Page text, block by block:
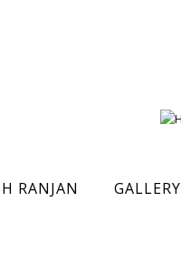
RANJAN GALLERY